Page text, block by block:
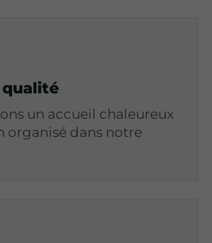
un accueil chaleureux
organisé dans notre